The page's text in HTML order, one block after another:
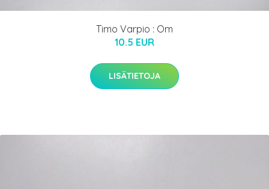
Timo Varpio : Om
10.5 EUR
LISÄTIETOJA